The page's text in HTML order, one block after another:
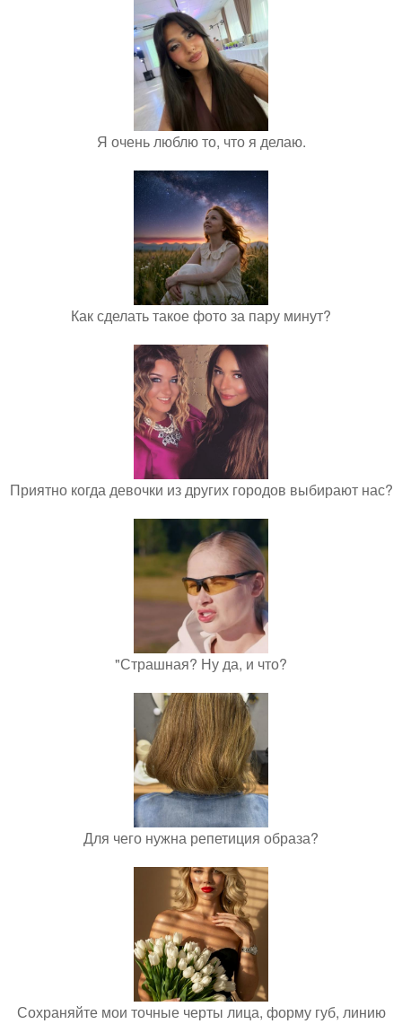
Я очень люблю то, что я делаю.
Как сделать такое фото за пару минут?
Приятно когда девочки из других городов выбирают нас?
"Страшная? Ну да, и что?
Для чего нужна репетиция образа?
Сохраняйте мои точные черты лица, форму губ, линию